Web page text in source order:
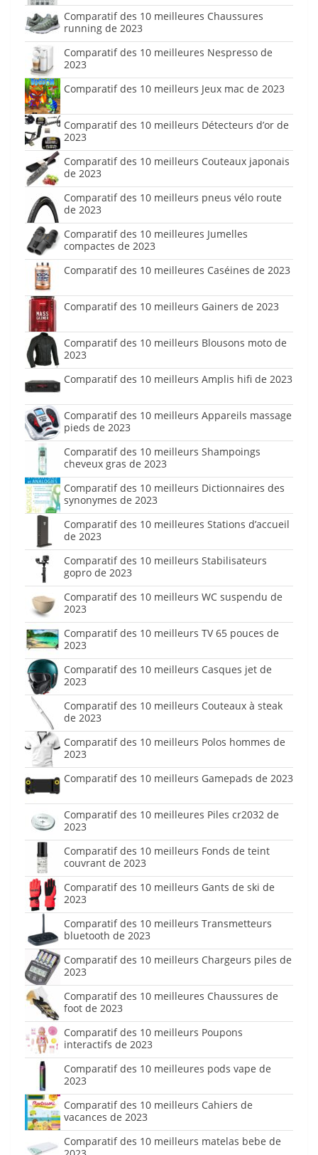
Comparatif des 10 meilleures Chaussures
running de 2023
Comparatif des 10 meilleures Nespresso de
2023
Comparatif des 10 meilleurs Jeux mac de 2023
Comparatif des 10 meilleurs Détecteurs d’or de
2023
Comparatif des 10 meilleurs Couteaux japonais
de 2023
Comparatif des 10 meilleurs pneus vélo route
de 2023
Comparatif des 10 meilleures Jumelles
compactes de 2023
Comparatif des 10 meilleures Caséines de 2023
Comparatif des 10 meilleurs Gainers de 2023
Comparatif des 10 meilleurs Blousons moto de
2023
Comparatif des 10 meilleurs Amplis hifi de 2023
Comparatif des 10 meilleurs Appareils massage
pieds de 2023
Comparatif des 10 meilleurs Shampoings
cheveux gras de 2023
Comparatif des 10 meilleurs Dictionnaires des
synonymes de 2023
Comparatif des 10 meilleures Stations d’accueil
de 2023
Comparatif des 10 meilleurs Stabilisateurs
gopro de 2023
Comparatif des 10 meilleurs WC suspendu de
2023
Comparatif des 10 meilleurs TV 65 pouces de
2023
Comparatif des 10 meilleurs Casques jet de
2023
Comparatif des 10 meilleurs Couteaux à steak
de 2023
Comparatif des 10 meilleurs Polos hommes de
2023
Comparatif des 10 meilleurs Gamepads de 2023
Comparatif des 10 meilleures Piles cr2032 de
2023
Comparatif des 10 meilleurs Fonds de teint
couvrant de 2023
Comparatif des 10 meilleurs Gants de ski de
2023
Comparatif des 10 meilleurs Transmetteurs
bluetooth de 2023
Comparatif des 10 meilleurs Chargeurs piles de
2023
Comparatif des 10 meilleures Chaussures de
foot de 2023
Comparatif des 10 meilleurs Poupons
interactifs de 2023
Comparatif des 10 meilleures pods vape de
2023
Comparatif des 10 meilleurs Cahiers de
vacances de 2023
Comparatif des 10 meilleurs matelas bebe de